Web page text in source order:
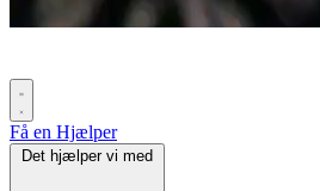
Få en Hjælper
Det hjælper vi med